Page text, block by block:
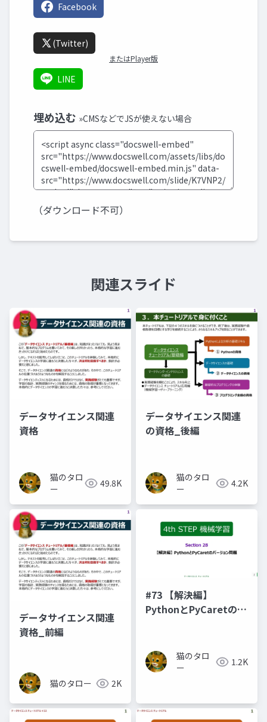
Facebook
(Twitter)
またはPlayer版
LINE
埋め込む »CMSなどでJSが使えない場合
（ダウンロード不可）
関連スライド
データサイエンス関連
資格
猫のタロ
ー
49.8K
データサイエンス関連
の資格_後編
猫のタロ
ー
4.2K
データサイエンス関連
資格_前編
猫のタロー 2K
#73 【解決編】
PythonとPyCaretのバ
猫のタロ
ー
1.2K